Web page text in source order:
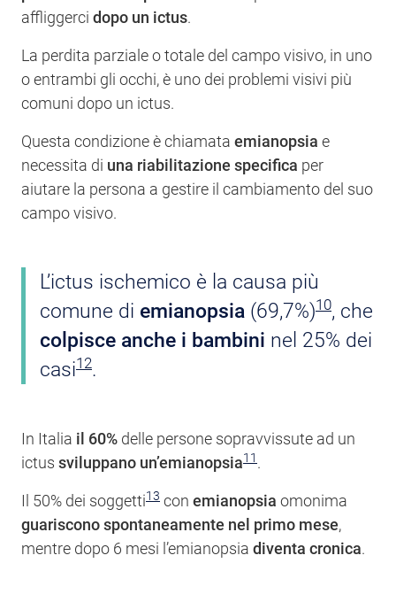
affliggerci dopo un ictus.
La perdita parziale o totale del campo visivo, in uno
o entrambi gli occhi, è uno dei problemi visivi più
comuni dopo un ictus.
Questa condizione è chiamata emianopsia e
necessita di una riabilitazione specifica per
aiutare la persona a gestire il cambiamento del suo
campo visivo.
L’ictus ischemico è la causa più
comune di emianopsia (69,7%)10, che
colpisce anche i bambini nel 25% dei
casi12.
In Italia il 60% delle persone sopravvissute ad un
ictus sviluppano un’emianopsia11 .
Il 50% dei soggetti13 con emianopsia omonima
guariscono spontaneamente nel primo mese,
mentre dopo 6 mesi l’emianopsia diventa cronica.